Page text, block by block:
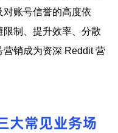
账号信誉的高度依
制、提升效率、分散
营销成为资深 Reddit 营
大常见业务场